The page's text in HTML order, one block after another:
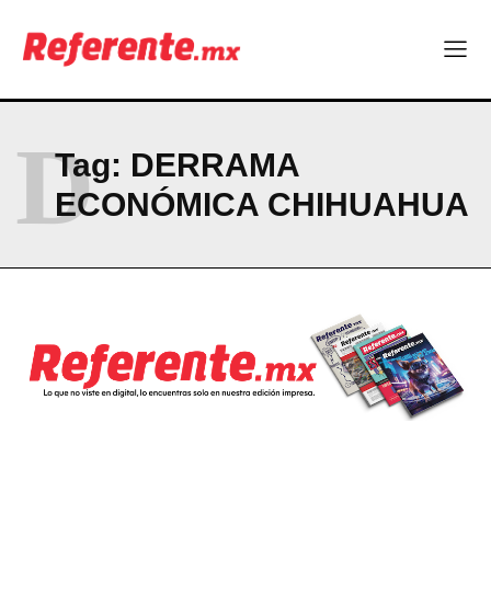
Tag: DERRAMA
ECONÓMICA CHIHUAHUA
D